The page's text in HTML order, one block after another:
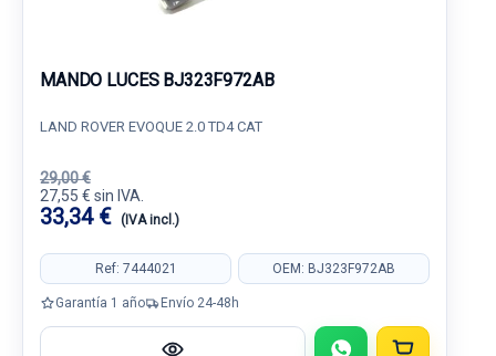
MANDO LUCES BJ323F972AB
LAND ROVER EVOQUE 2.0 TD4 CAT
29,00 €
27,55 € sin IVA.
33,34 € (IVA incl.)
Ref: 7444021 OEM: BJ323F972AB
Garantía 1 año Envío 24-48h